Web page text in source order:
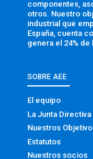
componentes,
otros. Nuestro
industrial que
España, cuenta
genera el 24%
SOBRE AEE
El equipo
La Junta Directiva
Nuestros
Estatutos
Nuestros socios